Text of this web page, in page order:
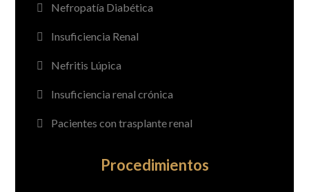
Nefropatía Diabética
Insuficiencia Renal
Nefritis Lúpica
Insuficiencia renal crónica
Pacientes con trasplante renal
Procedimientos